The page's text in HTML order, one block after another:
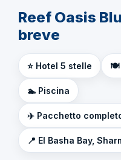
Reef Oasis
breve
⭐ Hotel 5 stelle 🍽️
🏊 Piscina
✈️ Pacchetto
📍 El Basha Bay,